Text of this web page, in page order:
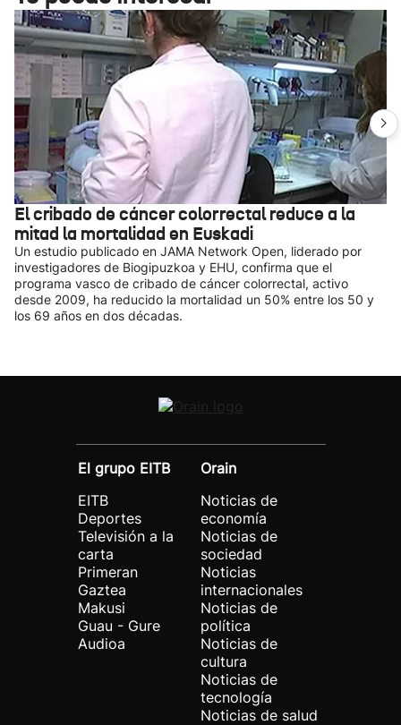
El cribado de cáncer colorrectal reduce a la
mitad la mortalidad en Euskadi
Un estudio publicado en JAMA Network Open, liderado por
investigadores de Biogipuzkoa y EHU, confirma que el
programa vasco de cribado de cáncer colorrectal, activo
desde 2009, ha reducido la mortalidad un 50% entre los 50 y
los 69 años en dos décadas.
El grupo EITB
EITB
Deportes
Televisión a la
carta
Primeran
Gaztea
Makusi
Guau - Gure
Audioa
Orain
Noticias de
economía
Noticias de
sociedad
Noticias
internacionales
Noticias de
política
Noticias de
cultura
Noticias de
tecnología
Noticias de salud